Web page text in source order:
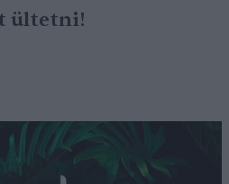
ültetni!